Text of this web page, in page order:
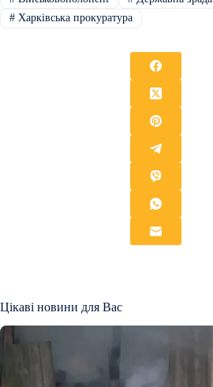
#Харківська прокуратура
Цікаві новини для Вас